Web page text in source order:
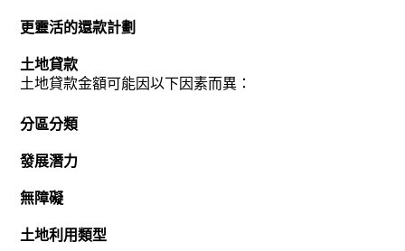
更靈活的還款計劃
土地貸款
土地貸款金額可能因以下因素而異：
分區分類
發展潛力
無障礙
土地利用類型